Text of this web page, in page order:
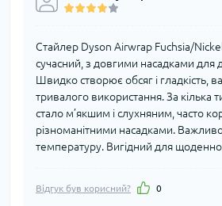
Стайлер Dyson Airwrap Fuchsia/
сучасний, з довгими насадками для
Швидко створює обсяг і гладкість,
тривалого використання. За кілька
стало м’якшим і слухняним, часто
різноманітними насадками.
температуру. Вигідний для
Відгук був корисний? 0